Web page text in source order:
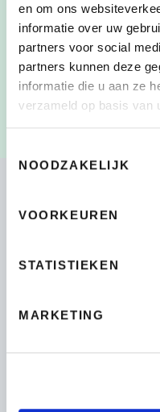
en om ons
informatie over uw
partners voor social
partners kunnen deze
informatie die u aan ze
verzameld op basis van
NOODZAKELIJK
VOORKEUREN
STATISTIEKEN
MARKETING
CONSENT *
Door dit vakje aan
verzameling en
gegevens zoals
4.7